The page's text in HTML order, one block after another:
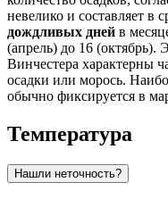
невелико и составляет в
дождливых дней в
(апрель) до 16 (октябрь).
Винчестера характерны
осадки или морось.
обычно фиксируется в
Температура
Нашли неточность?